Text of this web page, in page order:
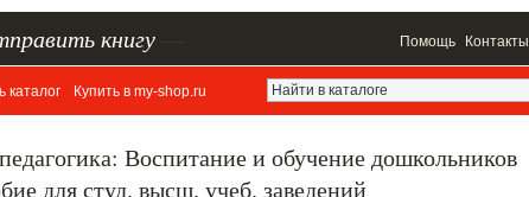
книгу Помощь Контакты
каталог Купить в my-shop.ru
Воспитание и обучение дошкольников
для студ. высш. учеб. заведений